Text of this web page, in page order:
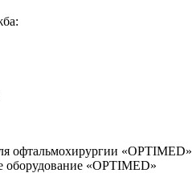
офтальмохирургии «OPTIMED»
оборудование «OPTIMED»